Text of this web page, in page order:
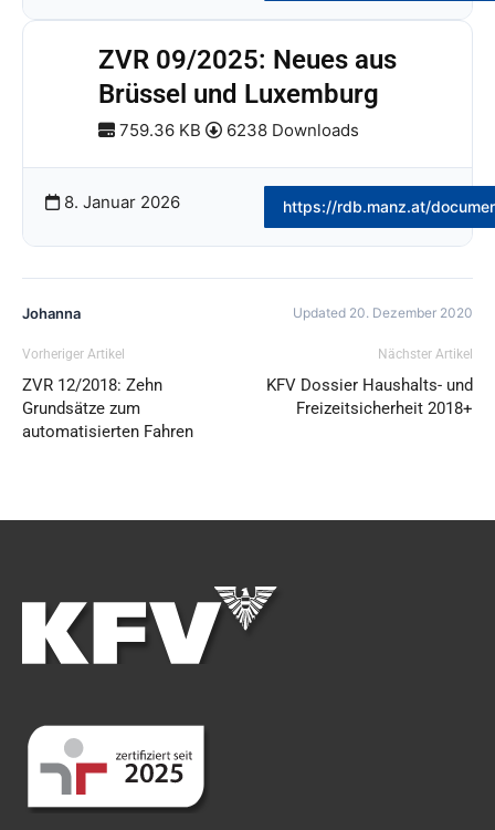
ZVR 09/2025: Neues aus
Brüssel und Luxemburg
759.36 KB 6238 Downloads
8. Januar 2026 https://rdb.manz.at/
Johanna Updated 20. Dezember 2020
Vorheriger Artikel
ZVR 12/2018: Zehn
Grundsätze zum
automatisierten Fahren
Nächster Artikel
KFV Dossier Haushalts- und
Freizeitsicherheit 2018+